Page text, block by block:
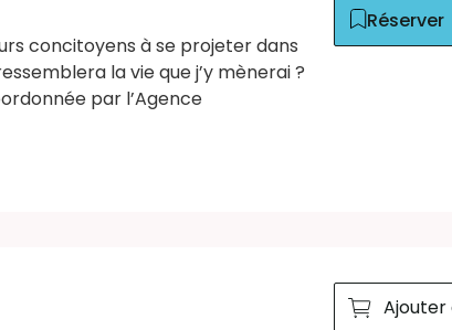
concitoyens à se projeter dans
la vie que j’y mènerai ?
par l’Agence
Réserver
Ajouter